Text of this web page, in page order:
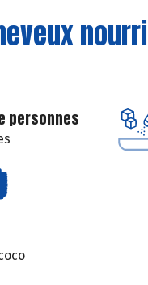
personnes